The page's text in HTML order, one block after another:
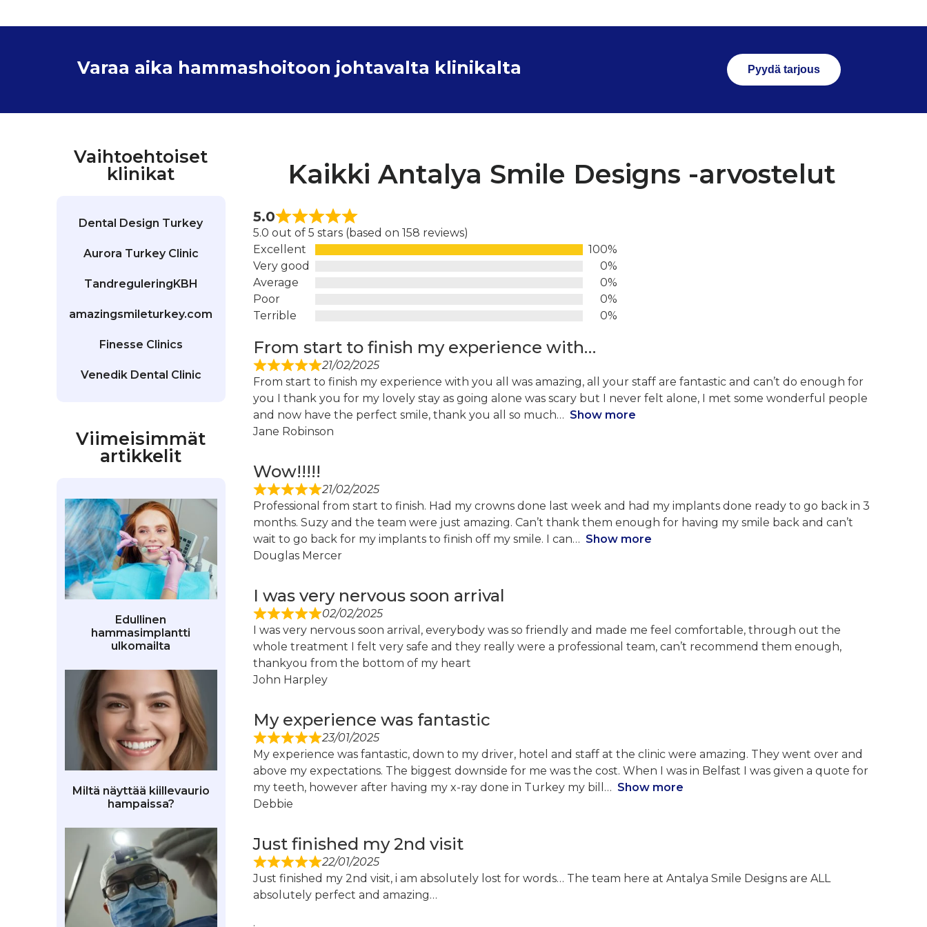
Varaa aika hammashoitoon johtavalta klinikalta Pyydä tarjous
Vaihtoehtoiset
klinikat
Dental Design Turkey
Aurora Turkey Clinic
TandreguleringKBH
amazingsmileturkey.com
Finesse Clinics
Venedik Dental Clinic
Viimeisimmät
artikkelit
Edullinen
hammasimplantti
ulkomailta
Miltä näyttää kiillevaurio
hampaissa?
Kaikki Antalya Smile Designs -arvostelut
5.0
5.0 out of 5 stars (based on 158 reviews)
Excellent
100%
Very good
0%
Average
0%
Poor
0%
Terrible
0%
From start to finish my experience with…
21/02/2025
From start to finish my experience with you all was amazing, all your staff are fantastic and can’t do enough for
you I thank you for my lovely stay as going alone was scary but I never felt alone, I met some wonderful people
and now have the perfect smile, thank you all so much
Show more
Jane Robinson
Wow!!!!!
21/02/2025
Professional from start to finish. Had my crowns done last week and had my implants done ready to go back in 3
months. Suzy and the team were just amazing. Can’t thank them enough for having my smile back and can’t
wait to go back for my implants to finish off my smile. I can
Show more
Douglas Mercer
I was very nervous soon arrival
02/02/2025
I was very nervous soon arrival, everybody was so friendly and made me feel comfortable, through out the
whole treatment I felt very safe and they really were a professional team, can’t recommend them enough,
thankyou from the bottom of my heart
John Harpley
My experience was fantastic
23/01/2025
My experience was fantastic, down to my driver, hotel and staff at the clinic were amazing. They went over and
above my expectations. The biggest downside for me was the cost. When I was in Belfast I was given a quote for
my teeth, however after having my x-ray done in Turkey my bill
Show more
Debbie
Just finished my 2nd visit
22/01/2025
Just finished my 2nd visit, i am absolutely lost for words… The team here at Antalya Smile Designs are ALL
absolutely perfect and amazing…
.